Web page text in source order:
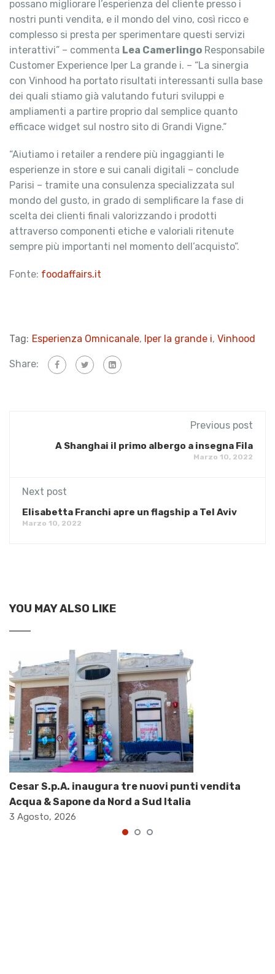
possano migliorare l’esperienza del cliente presso i
nostri punti vendita, e il mondo del vino, così ricco e
complesso si presta per sperimentare questi servizi
interattivi” – commenta Lea Camerlingo Responsabile
Customer Experience Iper La grande i. – “La sinergia
con Vinhood ha portato risultati interessanti sulla base
dei quali stiamo già valutando futuri sviluppi e
ampliamenti a partire proprio dal semplice quanto
efficace widget sul nostro sito di Grandi Vigne.“
“Aiutiamo i retailer a rendere più ingaggianti le
esperienze in store e sui canali digitali – conclude
Parisi – tramite una consulenza specializzata sul
mondo del gusto, in grado di semplificare la fase di
scelta dei clienti finali valorizzando i prodotti
attraverso componenti etiche e valoriali ritenute
sempre più importanti nel momento dell’acquisto”.
Fonte: foodaffairs.it
Tag: Esperienza Omnicanale, Iper la grande i, Vinhood
Share:
Previous post
A Shanghai il primo albergo a insegna Fila
Marzo 10, 2022
Next post
Elisabetta Franchi apre un flagship a Tel Aviv
Marzo 10, 2022
YOU MAY ALSO LIKE
Cesar S.p.A. inaugura tre nuovi punti vendita
Acqua & Sapone da Nord a Sud Italia
3 Agosto, 2026